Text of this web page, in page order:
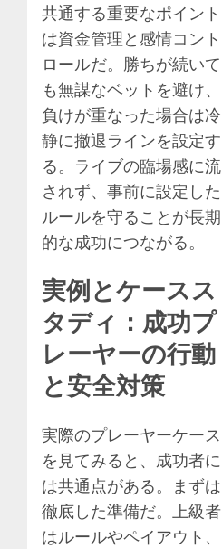
共通する重要なポイント
は資金管理と感情コント
ロールだ。勝ちが続いて
も無謀なベットを避け、
負けが重なった場合は冷
静に撤退ラインを設定す
る。ライブの臨場感に流
されず、事前に設定した
ルールを守ることが長期
的な成功につながる。
実例とケースス
タディ：成功プ
レーヤーの行動
と安全対策
実際のプレーヤーケース
を見てみると、成功者に
は共通点がある。まずは
徹底した準備だ。上級者
はルールやペイアウト、